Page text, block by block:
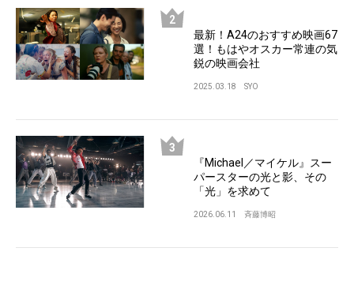
最新！A24のおすすめ映画67
選！もはやオスカー常連の気
鋭の映画会社
2025.03.18 SYO
『Michael／マイケル』スー
パースターの光と影、その
「光」を求めて
2026.06.11 斉藤博昭